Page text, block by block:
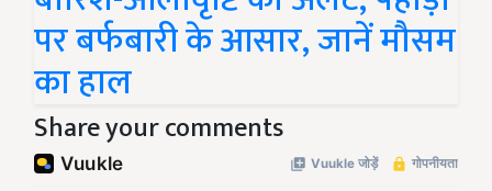
पर बर्फबारी के आसार, जानें मौसम
का हाल
Share your comments